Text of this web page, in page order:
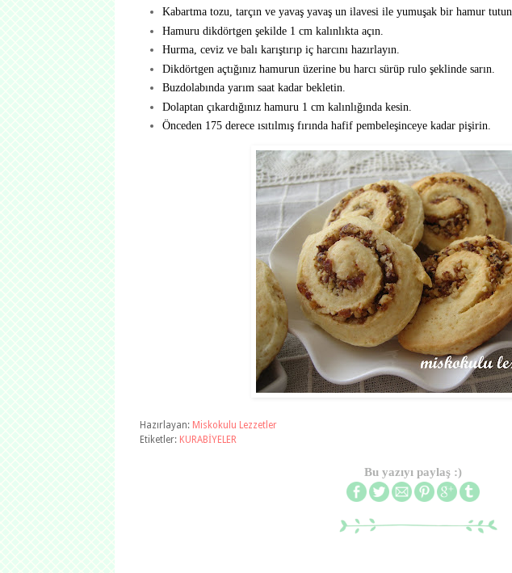
Kabartma tozu, tarçın ve yavaş yavaş un ilavesi ile yumuşak bir hamur tutun.
Hamuru dikdörtgen şekilde 1 cm kalınlıkta açın.
Hurma, ceviz ve balı karıştırıp iç harcını hazırlayın.
Dikdörtgen açtığınız hamurun üzerine bu harcı sürüp rulo şeklinde sarın.
Buzdolabında yarım saat kadar bekletin.
Dolaptan çıkardığınız hamuru 1 cm kalınlığında kesin.
Önceden 175 derece ısıtılmış fırında hafif pembeleşinceye kadar pişirin.
Hazırlayan: Miskokulu Lezzetler
Etiketler: KURABİYELER
Bu yazıyı paylaş :)